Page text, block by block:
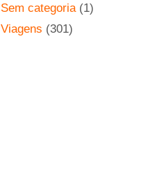
Sem categoria (1)
Viagens (301)